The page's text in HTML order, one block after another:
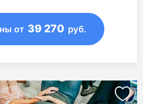
от 39 270 руб.